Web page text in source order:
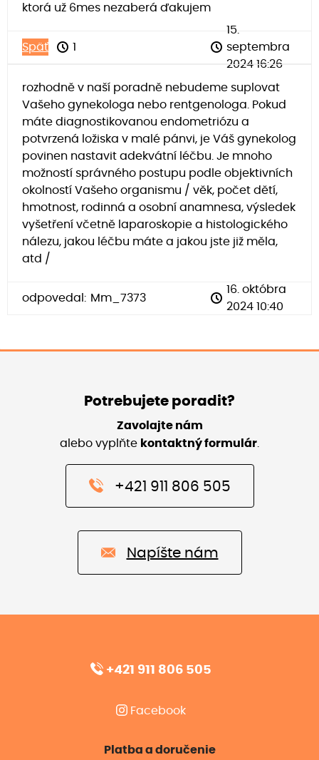
ktorá už 6mes nezaberá ďakujem
Späť 1
15.
septembra
2024 16:26
rozhodně v naší poradně nebudeme suplovat
Vašeho gynekologa nebo rentgenologa. Pokud
máte diagnostikovanou endometriózu a
potvrzená ložiska v malé pánvi, je Váš gynekolog
povinen nastavit adekvátní léčbu. Je mnoho
možností správného postupu podle objektivních
okolností Vašeho organismu / věk, počet dětí,
hmotnost, rodinná a osobní anamnesa, výsledek
vyšetření včetně laparoskopie a histologického
nálezu, jakou léčbu máte a jakou jste již měla,
atd /
odpovedal: Mm_7373
16. októbra
2024 10:40
Potrebujete poradit?
Zavolajte nám
alebo vyplňte kontaktný formulár
+421 911 806 505
Napíšte nám
+421 911 806 505
Facebook
Platba a doručenie